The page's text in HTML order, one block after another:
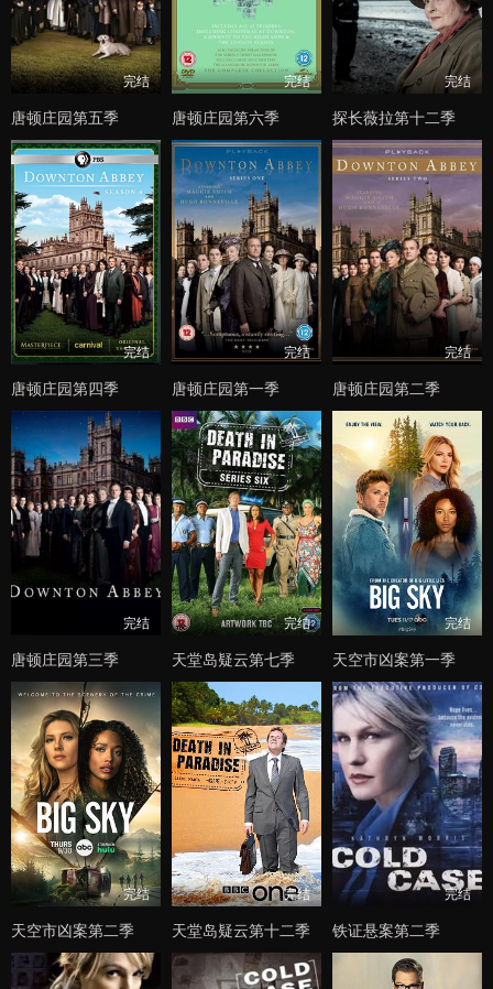
完结
唐顿庄园第五季
完结
唐顿庄园第六季
完结
探长薇拉第十二季
完结
唐顿庄园第四季
完结
唐顿庄园第一季
完结
唐顿庄园第二季
完结
唐顿庄园第三季
完结
天堂岛疑云第七季
完结
天空市凶案第一季
完结
天空市凶案第二季
完结
天堂岛疑云第十二季
完结
铁证悬案第二季